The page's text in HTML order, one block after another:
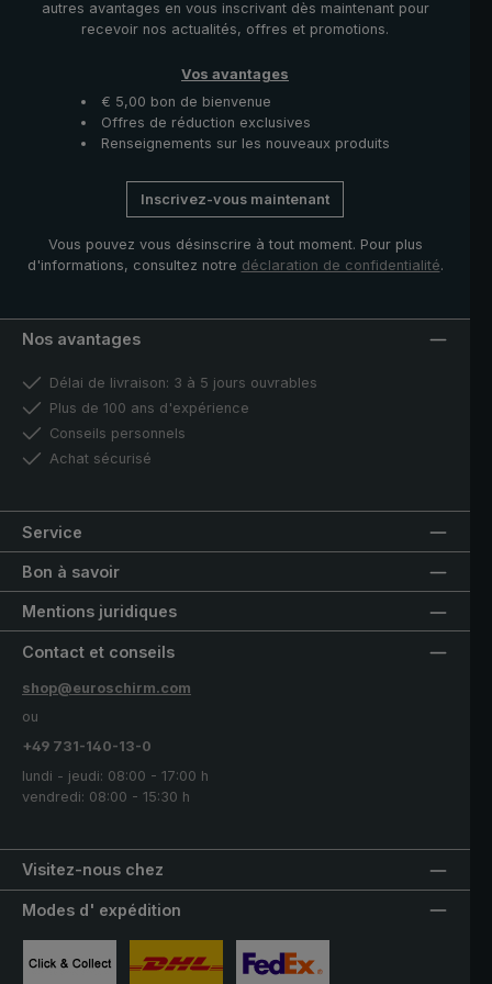
autres avantages en vous inscrivant dès maintenant pour
recevoir nos actualités, offres et promotions.
Vos avantages
€ 5,00 bon de bienvenue
Offres de réduction exclusives
Renseignements sur les nouveaux produits
Inscrivez-vous maintenant
Vous pouvez vous désinscrire à tout moment. Pour plus
d'informations, consultez notre déclaration de confidentialité.
Nos avantages
Délai de livraison: 3 à 5 jours ouvrables
Plus de 100 ans d'expérience
Conseils personnels
Achat sécurisé
Service
Bon à savoir
Mentions juridiques
Visitez-nous chez
Contact et conseils
shop@euroschirm.com
ou
+49 731-140-13-0
lundi - jeudi: 08:00 - 17:00 h
vendredi: 08:00 - 15:30 h
Modes d' expédition